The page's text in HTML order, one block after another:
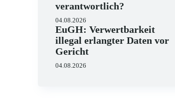
verantwortlich?
04.08.2026
EuGH: Verwertbarkeit
illegal erlangter Daten vor
Gericht
04.08.2026